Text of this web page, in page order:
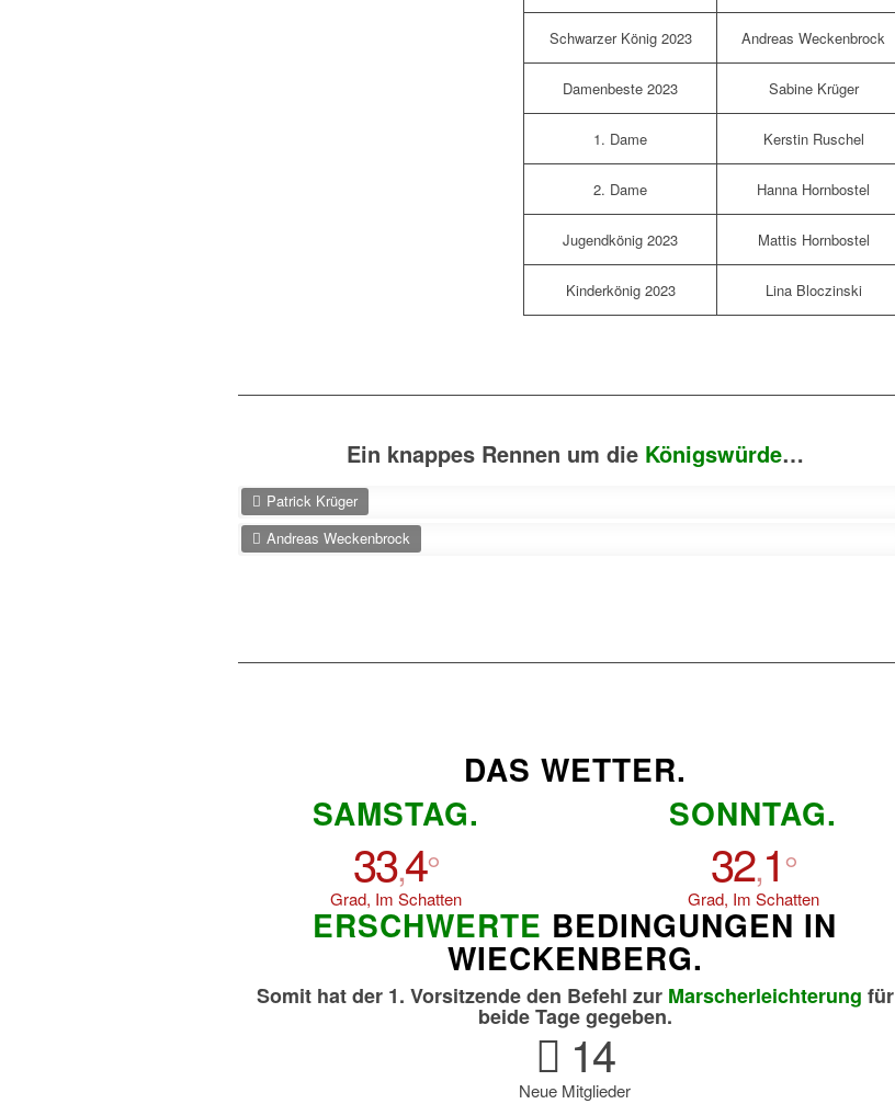
Schwarzer König 2023 Andreas Weckenbrock
Damenbeste 2023 Sabine Krüger
1. Dame Kerstin Ruschel
2. Dame Hanna Hornbostel
Jugendkönig 2023 Mattis Hornbostel
Kinderkönig 2023 Lina Bloczinski
Ein knappes Rennen um die Königswürde…
Patrick Krüger
Andreas Weckenbrock
DAS WETTER.
SAMSTAG.
SONNTAG.
33,4°
Grad, Im Schatten
32,1°
Grad, Im Schatten
ERSCHWERTE BEDINGUNGEN IN
WIECKENBERG.
Somit hat der 1. Vorsitzende den Befehl zur Marscherleichterung für
beide Tage gegeben.
14
Neue Mitglieder